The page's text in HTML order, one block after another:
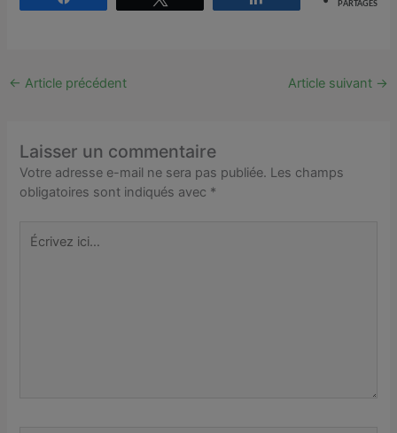
PARTAGES
← Article précédent Article suivant →
Laisser un commentaire
Votre adresse e-mail ne sera pas publiée. Les champs
obligatoires sont indiqués avec *
Écrivez
ici…